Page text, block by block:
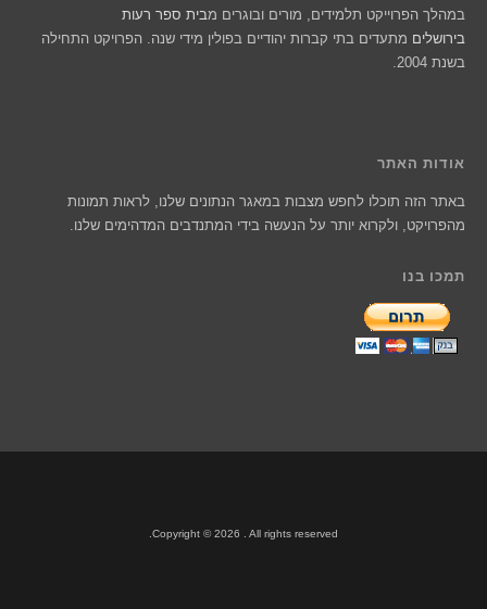
במהלך הפרוייקט תלמידים, מורים ובוגרים מבית ספר רעות
בירושלים מתעדים בתי קברות יהודיים בפולין מידי שנה. הפרויקט התחילה
בשנת 2004.
אודות האתר
באתר הזה תוכלו לחפש מצבות במאגר הנתונים שלנו, לראות תמונות
מהפרויקט, ולקרוא יותר על הנעשה בידי המתנדבים המדהימים שלנו.
תמכו בנו
Copyright © 2026 . All rights reserved.